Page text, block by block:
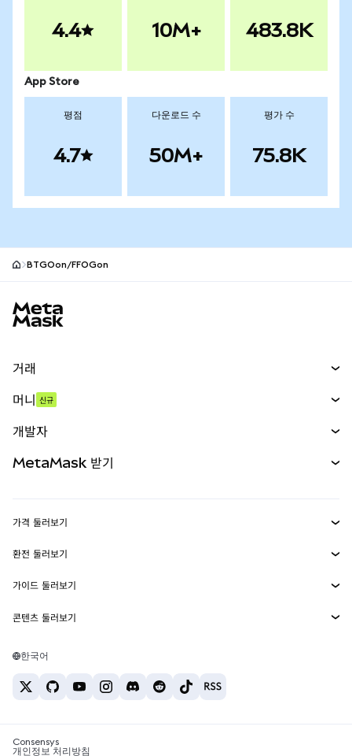
4.4 10M+ 483.8K
App Store
평점
4.7
다운로드 수
50M+
평가 수
75.8K
BTGOon/FFOGon
거래
무기한 선물
실물자산
머니 신규
개발자
MetaMask Connect
Snaps
웹3 서비스
MetaMask 받기
보안
고객 지원
채용
가격 둘러보기
이더리움 가격
솔라나 가격
테더 가격
환전 둘러보기
ETH를 USD로 환전
USDT를 INR로 환전
BTC를 INR로 환전
ETH를 USDT로 환전
가이드 둘러보기
ETH 매수
USDT 매수
SHIB 매수
콘텐츠 둘러보기
솔라나 지갑
암호화폐 세금 뉴스
한국어
Consensys
개인정보 처리방침